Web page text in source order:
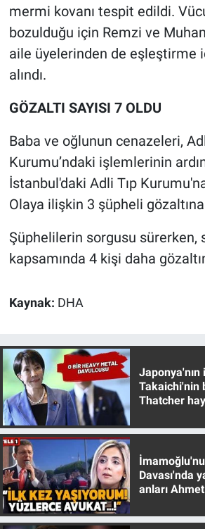
mermi kovanı tespit edildi.
bozulduğu için Remzi ve
aile üyelerinden de eşleştirme
alındı.
GÖZALTI SAYISI 7 OLDU
Baba ve oğlunun cenazeleri,
Kurumu’ndaki işlemlerinin
İstanbul'daki Adli Tıp
Olaya ilişkin 3 şüpheli gözaltına
Şüphelilerin sorgusu sürerken,
kapsamında 4 kişi daha
Kaynak: DHA
Japonya'nın
Takaichi'nin
Thatcher
Davası'nda
anları
Sağlık
Spor
Teknoloji
Türkiye'nin Gündemi
Yerel Gündem
Canlı Yayın